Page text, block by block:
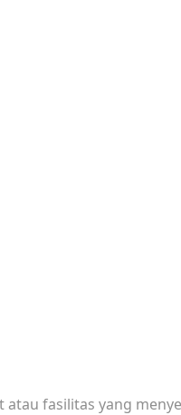
fasilitas yang